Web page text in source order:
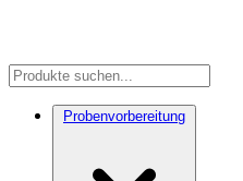
Probenvorbereitung